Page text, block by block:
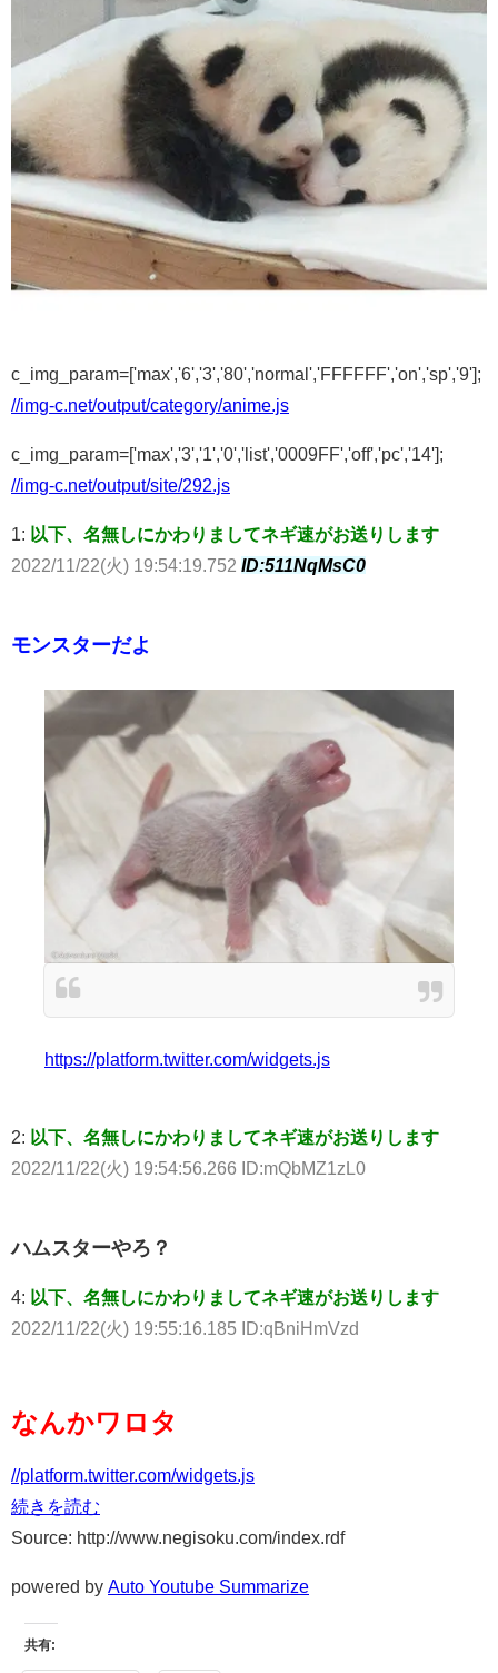
c_img_param=['max','6','3','80','normal','FFFFFF','on','sp','9'];
//img-c.net/output/category/anime.js
c_img_param=['max','3','1','0','list','0009FF','off','pc','14'];
//img-c.net/output/site/292.js
1: 以下、名無しにかわりましてネギ速がお送りします
2022/11/22(火) 19:54:19.752 ID:511NqMsC0
モンスターだよ
https://platform.twitter.com/widgets.js
2: 以下、名無しにかわりましてネギ速がお送りします
2022/11/22(火) 19:54:56.266 ID:mQbMZ1zL0
ハムスターやろ？
4: 以下、名無しにかわりましてネギ速がお送りします
2022/11/22(火) 19:55:16.185 ID:qBniHmVzd
なんかワロタ
//platform.twitter.com/widgets.js
続きを読む
Source: http://www.negisoku.com/index.rdf
powered by Auto Youtube Summarize
共有: